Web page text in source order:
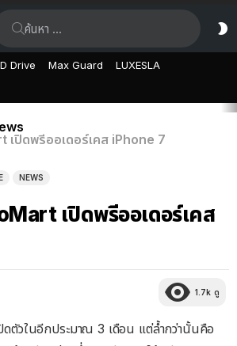
Drive Max Guard LUXESLA
เปิดพรีออเดอร์เคส iPhone 7
NEWS
เปิดพรีออเดอร์เคส
1.7k ดู
ดตัวในอีกประมาณ 3 เดือน แต่ล้ำกว่านั้นคือ